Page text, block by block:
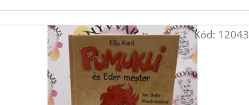
Kód: 12043